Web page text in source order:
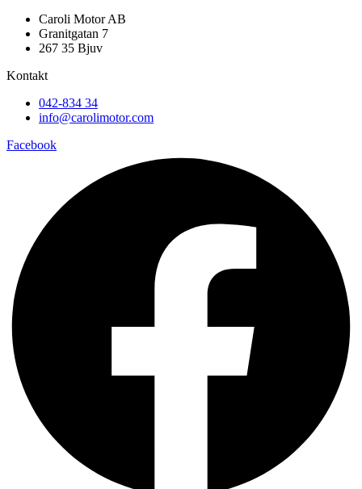
Caroli Motor AB
Granitgatan 7
267 35 Bjuv
Kontakt
042-834 34
info@carolimotor.com
Facebook